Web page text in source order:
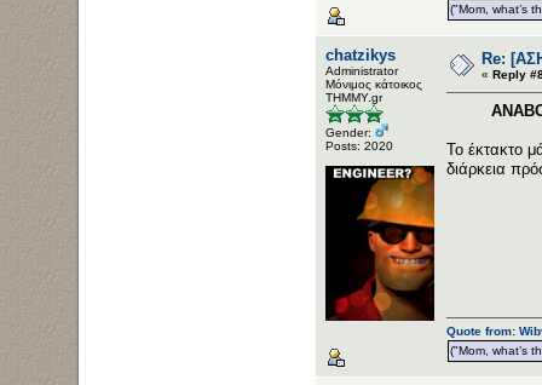
("Mom, what’s
chatzikys
Administrator
Μόνιμος κάτοικος
ΤΗΜΜΥ.gr
Gender:
Posts: 2020
Re:
« Reply
Το έκτακτο
διάρκεια
Quote from:
("Mom, what’s